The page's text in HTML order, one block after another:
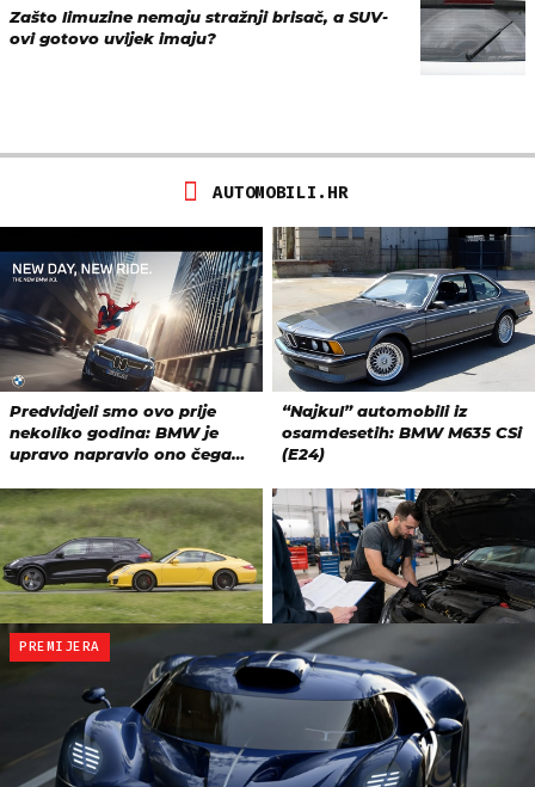
Zašto limuzine nemaju stražnji brisač, a SUV-
ovi gotovo uvijek imaju?
PREMIJERA